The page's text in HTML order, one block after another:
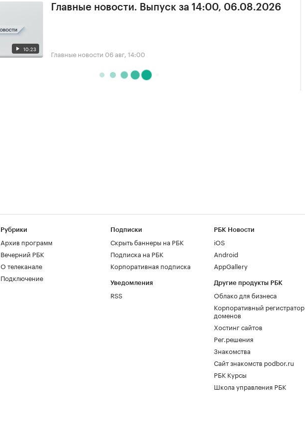
10:23
Главные новости. Выпуск за 14:00, 06.08.2026
Главные новости 06 авг, 14:00
Рубрики
Архив программ
Вечерний РБК
О телеканале
Подключение
Подписки
Скрыть баннеры на РБК
Подписка на РБК
Корпоративная подписка
Уведомления
RSS
РБК Новости
iOS
Android
AppGallery
Другие продукты РБК
Облако для бизнеса
Корпоративный регистратор
доменов
Хостинг сайтов
Рег.решения
Знакомства
Сайт знакомств podbor.ru
РБК Курсы
Школа управления РБК